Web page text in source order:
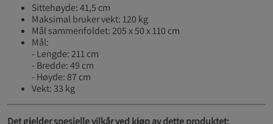
Sittehøyde: 41,5 cm
Maksimal bruker vekt: 120 kg
Mål sammenfoldet: 205 x 50 x 110 cm
Mål:
- Lengde: 211 cm
- Bredde: 49 cm
- Høyde: 87 cm
Vekt: 33 kg
Det gjelder spesielle vilkår ved kjøp av dette produktet: